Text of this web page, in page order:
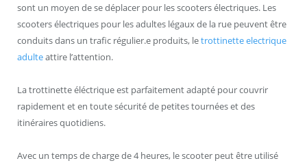
sont un moyen de se déplacer pour les scooters électriques. Les
scooters électriques pour les adultes légaux de la rue peuvent être
conduits dans un trafic régulier.e produits, letrottinette electrique
adulteattire l’attention.
La trottinette éléctrique est parfaitement adapté pour couvrir
rapidement et en toute sécurité de petites tournées et des
itinéraires quotidiens.
Avec un temps de charge de 4 heures, le scooter peut être utilisé